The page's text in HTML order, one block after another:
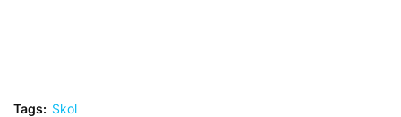
Tags: Skol